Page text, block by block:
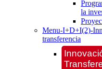
la
Menu-I+D+I(2)-
transferencia